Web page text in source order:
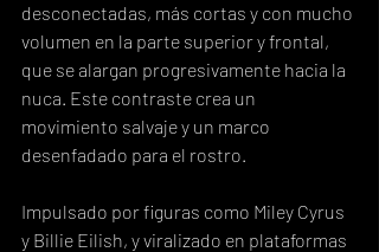
desconectadas, más cortas y con mucho
volumen en la parte superior y frontal,
que se alargan progresivamente hacia la
nuca. Este contraste crea un
movimiento salvaje y un marco
desenfadado para el rostro.
Impulsado por figuras como Miley Cyrus
y Billie Eilish, y viralizado en plataformas